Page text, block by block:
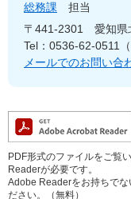
総務課
担当
〒441-2301
愛知県
Tel：0536-62-0511（
メールでのお問い合
PDF形式のファイルをご覧
Readerが必要です。
Adobe Readerをお持ちでな
ださい。（無料）